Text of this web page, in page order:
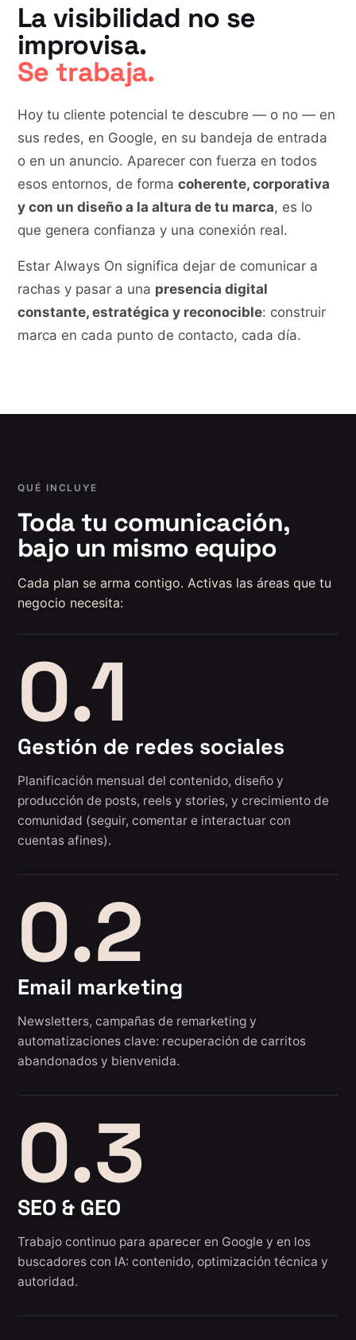
La visibilidad no se
improvisa.
Se trabaja.
Hoy tu cliente potencial te descubre — o no — en
sus redes, en Google, en su bandeja de entrada
o en un anuncio. Aparecer con fuerza en todos
esos entornos, de forma coherente, corporativa
y con un diseño a la altura de tu marca, es lo
que genera confianza y una conexión real.
Estar Always On significa dejar de comunicar a
rachas y pasar a una presencia digital
constante, estratégica y reconocible: construir
marca en cada punto de contacto, cada día.
QUÉ INCLUYE
Toda tu comunicación,
bajo un mismo equipo
Cada plan se arma contigo. Activas las áreas que tu
negocio necesita:
0.1
Gestión de redes sociales
Planificación mensual del contenido, diseño y
producción de posts, reels y stories, y crecimiento de
comunidad (seguir, comentar e interactuar con
cuentas afines).
0.2
Email marketing
Newsletters, campañas de remarketing y
automatizaciones clave: recuperación de carritos
abandonados y bienvenida.
0.3
SEO & GEO
Trabajo continuo para aparecer en Google y en los
buscadores con IA: contenido, optimización técnica y
autoridad.